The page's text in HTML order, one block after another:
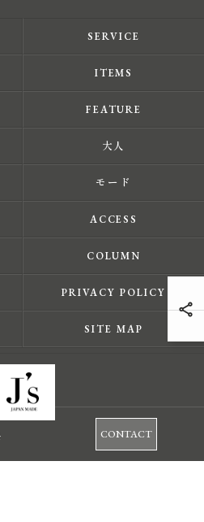
CONTACT
SERVICE
ITEMS
FEATURE
大人
モード
ACCESS
COLUMN
PRIVACY POLICY
SITE MAP
ップならJ's ALL RIGHTS RESERVED.